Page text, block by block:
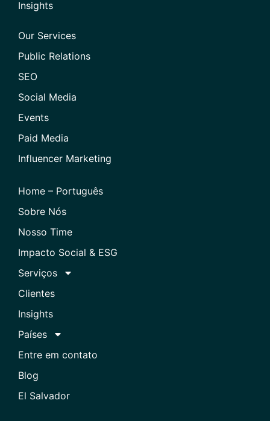
Insights
Our Services
Public Relations
SEO
Social Media
Events
Paid Media
Influencer Marketing
Home – Português
Sobre Nós
Nosso Time
Impacto Social & ESG
Serviços
Clientes
Insights
Países
Entre em contato
Blog
El Salvador